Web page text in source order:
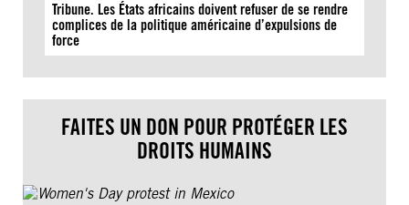
Tribune. Les États africains doivent refuser de se rendre
complices de la politique américaine d’expulsions de
force
FAITES UN DON POUR PROTÉGER LES
DROITS HUMAINS